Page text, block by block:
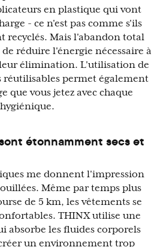
en plastique qui vont
- ce n'est pas comme s'ils
recyclés. Mais l'abandon total
réduire l'énergie nécessaire à
élimination. L'utilisation de
réutilisables permet également
que vous jetez avec chaque
étonnamment secs et
me donnent l'impression
Même par temps plus
de 5 km, les vêtements se
THINX utilise une
absorbe les fluides corporels
un environnement trop